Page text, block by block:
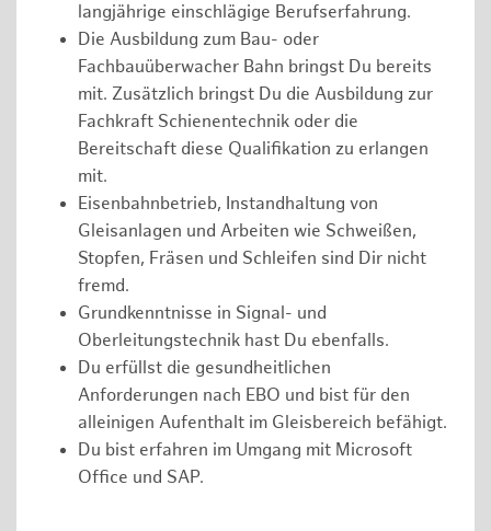
langjährige einschlägige Berufserfahrung.
Die Ausbildung zum Bau- oder
Fachbauüberwacher Bahn bringst Du bereits
mit. Zusätzlich bringst Du die Ausbildung zur
Fachkraft Schienentechnik oder die
Bereitschaft diese Qualifikation zu erlangen
mit.
Eisenbahnbetrieb, Instandhaltung von
Gleisanlagen und Arbeiten wie Schweißen,
Stopfen, Fräsen und Schleifen sind Dir nicht
fremd.
Grundkenntnisse in Signal- und
Oberleitungstechnik hast Du ebenfalls.
Du erfüllst die gesundheitlichen
Anforderungen nach EBO und bist für den
alleinigen Aufenthalt im Gleisbereich befähigt.
Du bist erfahren im Umgang mit Microsoft
Office und SAP.